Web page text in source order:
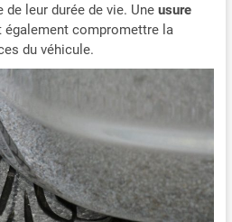
leur durée de vie. Une usure
également compromettre la
du véhicule.